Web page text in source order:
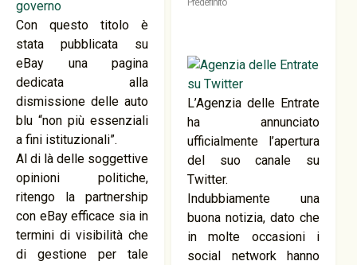
Con questo titolo è
stata pubblicata su
eBay una pagina
dedicata alla
dismissione delle auto
blu “non più essenziali
a fini istituzionali”.
Al di là delle soggettive
opinioni politiche,
ritengo la partnership
con eBay efficace sia in
termini di visibilità che
di gestione per tale
Predefinito
L’Agenzia delle Entrate
ha annunciato
ufficialmente l’apertura
del suo canale su
Twitter.
Indubbiamente una
buona notizia, dato che
in molte occasioni i
social network hanno